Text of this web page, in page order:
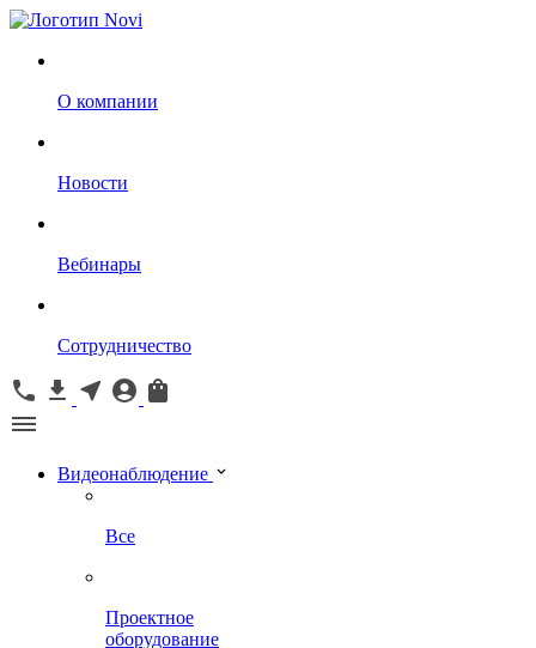
О компании
Новости
Вебинары
Сотрудничество
Видеонаблюдение
Все
Проектное
оборудование